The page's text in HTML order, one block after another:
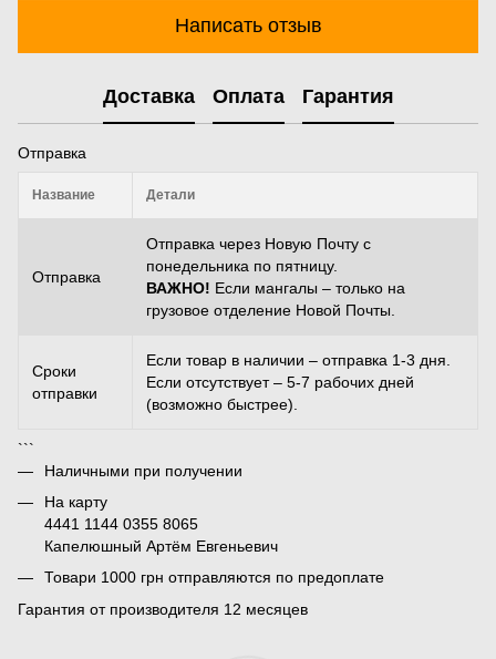
Написать отзыв
Доставка Оплата Гарантия
Отправка
Название Детали
Отправка
Отправка через Новую Почту с
понедельника по пятницу.
ВАЖНО! Если мангалы – только на
грузовое отделение Новой Почты.
Сроки
отправки
Если товар в наличии – отправка 1-3 дня.
Если отсутствует – 5-7 рабочих дней
(возможно быстрее).
```
Наличными при получении
На карту
4441 1144 0355 8065
Капелюшный Артём Евгеньевич
Товари 1000 грн отправляются по предоплате
Гарантия от производителя 12 месяцев